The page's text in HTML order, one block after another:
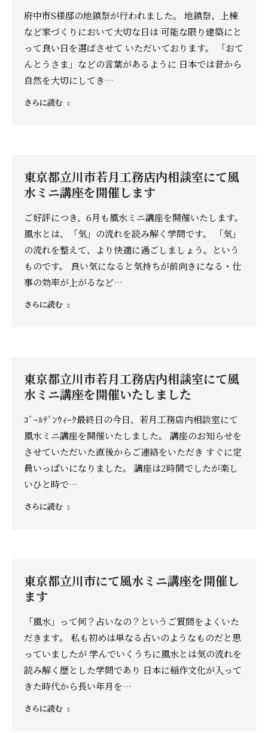
府中市S様邸の地鎮祭が行われました。 地鎮祭、上棟
など家づくりにおいて大切な日は 可能な限り建築にと
って良い日を選ばさせて いただいております。 「おて
んとうさま」などの言葉があるように 日本では昔から
自然を大切にしてき…
さらに読む
東京都立川市若月工務店内相談室にて風
水ミニ講座を開催します
ご好評につき、6月も風水ミニ講座を開催いたします。
風水とは、「気」の流れを読み解く学問です。 「気」
の流れを整えて、より快適に過ごしましょう。という
ものです。 良い気になると気持ちが前向きになる・仕
事の効率が上がるなど…
さらに読む
東京都立川市若月工務店内相談室にて風
水ミニ講座を開催いたしました
ｺﾞｰﾙﾃﾞﾝｳｨｰｸ最終日の今日、若月工務店内相談室にて
風水ミニ講座を開催いたしました。 講座のお知らせを
させていただいた直後からご連絡をいただき すぐに定
員いっぱいになりました。 講座は2時間でしたが楽し
いひと時で…
さらに読む
東京都立川市にて風水ミニ講座を開催し
ます
「風水」って何？占いなの？というご質問をよくいた
だきます。 私も初めは単なる占いのようなものだと思
っていましたが 学んでいくうちに風水とは気の流れを
読み解く歴とした学問であり 日本に稲作文化が入って
きた時代から長い年月を…
さらに読む